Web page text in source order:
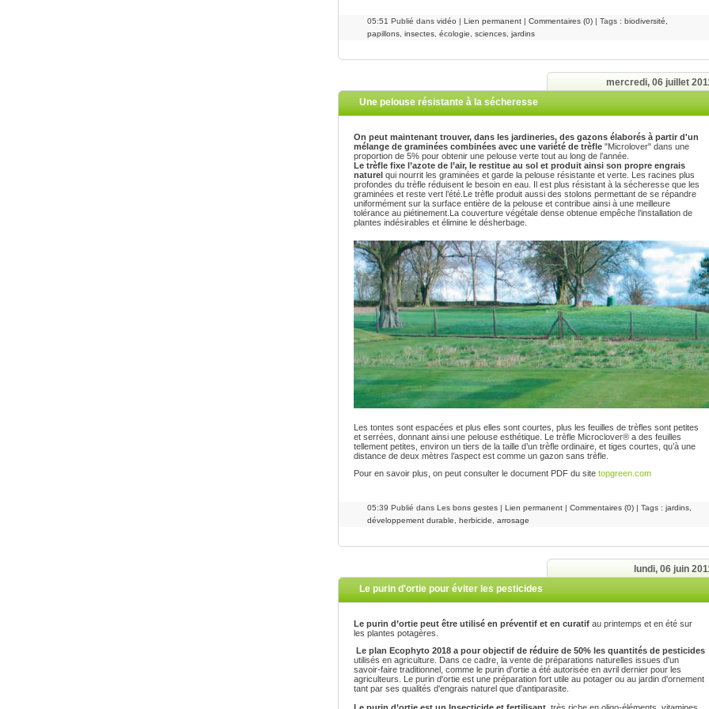
05:51 Publié dans vidéo | Lien permanent | Commentaires (0) | Tags : biodiversité
papillons insectes écologie sciences jardins
mercredi, 06 juillet
Une pelouse résistante à la sécheresse
On peut maintenant trouver, dans les jardineries, des gazons élaborés à partir d'un
mélange de graminées combinées avec une variété de trèfle "Microlover" dans une
proportion de 5% pour obtenir une pelouse verte tout au long de l’année.
Le trèfle fixe l’azote de l’air, le restitue au sol et produit ainsi son propre engrais
naturel qui nourrit les graminées et garde la pelouse résistante et verte. Les racines plus
profondes du trèfle réduisent le besoin en eau. Il est plus résistant à la sécheresse que les
graminées et reste vert l’été. Le trèfle produit aussi des stolons permettant de se répandre
uniformément sur la surface entière de la pelouse et contribue ainsi à une meilleure
tolérance au piétinement. La couverture végétale dense obtenue empêche l’installation de
plantes indésirables et élimine le désherbage
Les tontes sont espacées et plus elles sont courtes, plus les feuilles de trèfles sont petites
et serrées, donnant ainsi une pelouse esthétique. Le trèfle Microclover® a des feuilles
tellement petites, environ un tiers de la taille d’un trèfle ordinaire, et tiges courtes, qu’à une
distance de deux mètres l’aspect est comme un gazon sans trèfle.
Pour en savoir plus, on peut consulter le document PDF du site topgreen.com
05:39 Publié dans Les bons gestes | Lien permanent | Commentaires (0) | Tags : jardins,
développement durable, herbicide, arrosage
lundi, 06 juin
Le purin d'ortie pour éviter les pesticides
Le purin d’ortie peut être utilisé en préventif et en curatif au printemps et en été sur
les plantes potagères.
Le plan Ecophyto 2018 a pour objectif de réduire de 50% les quantités de pesticides
utilisés en agriculture. Dans ce cadre, la vente de préparations naturelles issues d'un
savoir-faire traditionnel, comme le purin d'ortie a été autorisée en avril dernier pour les
agriculteurs. Le purin d'ortie est une préparation fort utile au potager ou au jardin d'ornement
tant par ses qualités d'engrais naturel que d'antiparasite.